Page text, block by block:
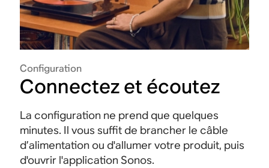
Configuration
Connectez et écoutez
La configuration ne prend que quelques
minutes. Il vous suffit de brancher le câble
d’alimentation ou d'allumer votre produit, puis
d'ouvrir l'application Sonos.